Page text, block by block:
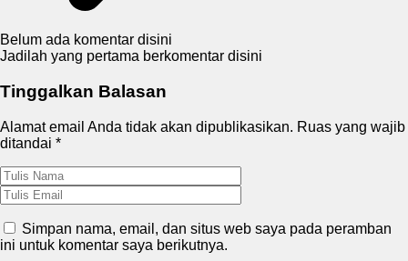
Belum ada komentar disini
Jadilah yang pertama berkomentar disini
Tinggalkan Balasan
Alamat email Anda tidak akan dipublikasikan. Ruas yang wajib
ditandai *
Simpan nama, email, dan situs web saya pada peramban
ini untuk komentar saya berikutnya.